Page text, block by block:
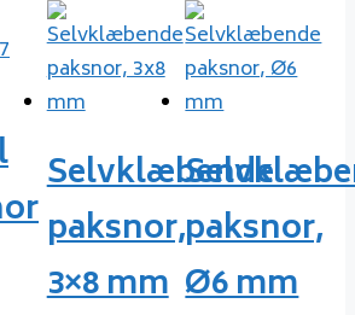
Selvklæbende
paksnor,
3×8 mm
paksnor,
Ø6 mm